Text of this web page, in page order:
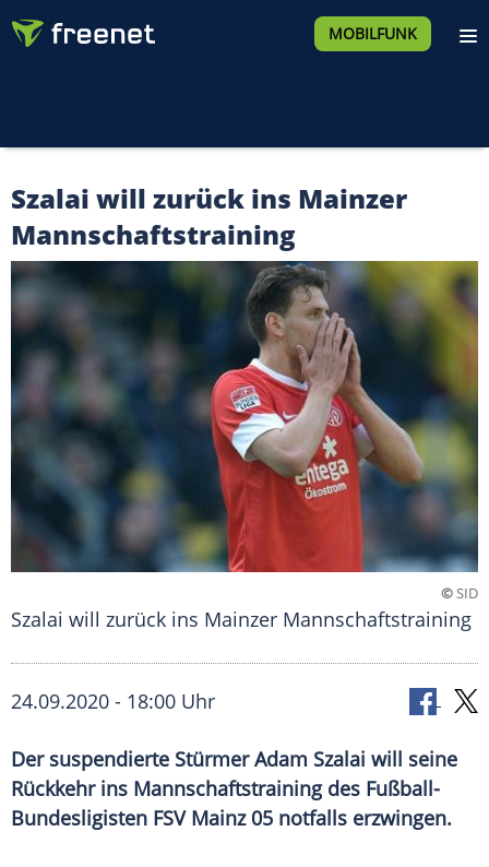
MOBILFUNK
Szalai will zurück ins Mainzer
Mannschaftstraining
©SID
Szalai will zurück ins Mainzer Mannschaftstraining
24.09.2020 - 18:00 Uhr
Der suspendierte Stürmer Adam Szalai will seine
Rückkehr ins Mannschaftstraining des Fußball-
Bundesligisten FSV Mainz 05 notfalls erzwingen.